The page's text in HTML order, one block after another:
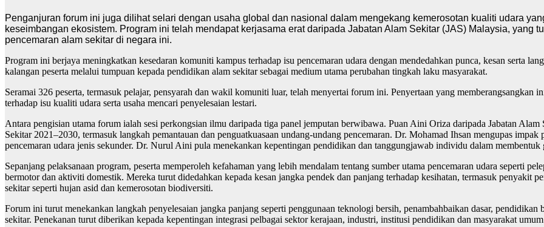
Penganjuran forum ini juga dilihat selari dengan usaha global dan nasional dalam mengekang kemerosotan kualiti udara
keseimbangan ekosistem. Program ini telah mendapat kerjasama erat daripada Jabatan Alam Sekitar (JAS) Malaysia, yang
pencemaran alam sekitar di negara ini.
Program ini berjaya meningkatkan kesedaran komuniti kampus terhadap isu pencemaran udara dengan mendedahkan punca, kesan serta
kalangan peserta melalui tumpuan kepada pendidikan alam sekitar sebagai medium utama perubahan tingkah laku masyarakat.
Seramai 326 peserta, termasuk pelajar, pensyarah dan wakil komuniti luar, telah menyertai forum ini. Penyertaan yang
terhadap isu kualiti udara serta usaha mencari penyelesaian lestari.
Antara pengisian utama forum ialah sesi perkongsian ilmu daripada tiga panel jemputan berwibawa. Puan Aini Oriza daripada Jabatan
Sekitar 2021–2030, termasuk langkah pemantauan dan penguatkuasaan undang-undang pencemaran. Dr. Mohamad Ihsan mengupas
pencemaran udara jenis sekunder. Dr. Nurul Aini pula menekankan kepentingan pendidikan dan tanggungjawab individu dalam
Sepanjang pelaksanaan program, peserta memperoleh kefahaman yang lebih mendalam tentang sumber utama pencemaran udara seperti
bermotor dan aktiviti domestik. Mereka turut didedahkan kepada kesan jangka pendek dan panjang terhadap kesihatan, termasuk penyakit
sekitar seperti hujan asid dan kemerosotan biodiversiti.
Forum ini turut menekankan langkah penyelesaian jangka panjang seperti penggunaan teknologi bersih, penambahbaikan dasar,
sekitar. Penekanan turut diberikan kepada kepentingan integrasi pelbagai sektor kerajaan, industri, institusi pendidikan dan masyarakat